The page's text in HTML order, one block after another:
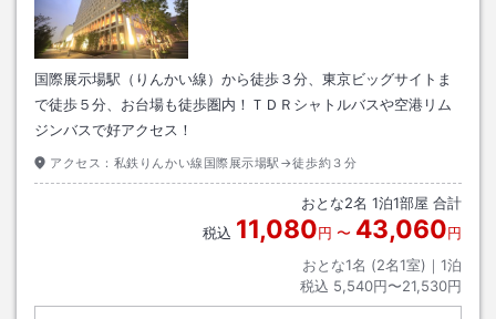
国際展示場駅（りんかい線）から徒歩３分、東京ビッグサイトま
で徒歩５分、お台場も徒歩圏内！ＴＤＲシャトルバスや空港リム
ジンバスで好アクセス！
アクセス： 私鉄りんかい線国際展示場駅→徒歩約３分
おとな2名 1泊1部屋 合計
税込 11,080円 〜 43,060円
おとな1名 (2名1室)｜ 1泊
税込 5,540円〜21,530円